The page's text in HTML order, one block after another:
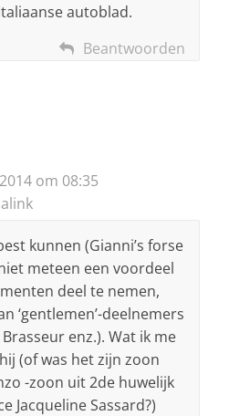
autoblad.
Beantwoorden
om 08:35
kunnen (Gianni’s forse
meteen een voordeel
deel te nemen,
‘gentlemen’-deelnemers
enz.). Wat ik me
(of was het zijn zoon
-zoon uit 2de huwelijk
Jacqueline Sassard?)